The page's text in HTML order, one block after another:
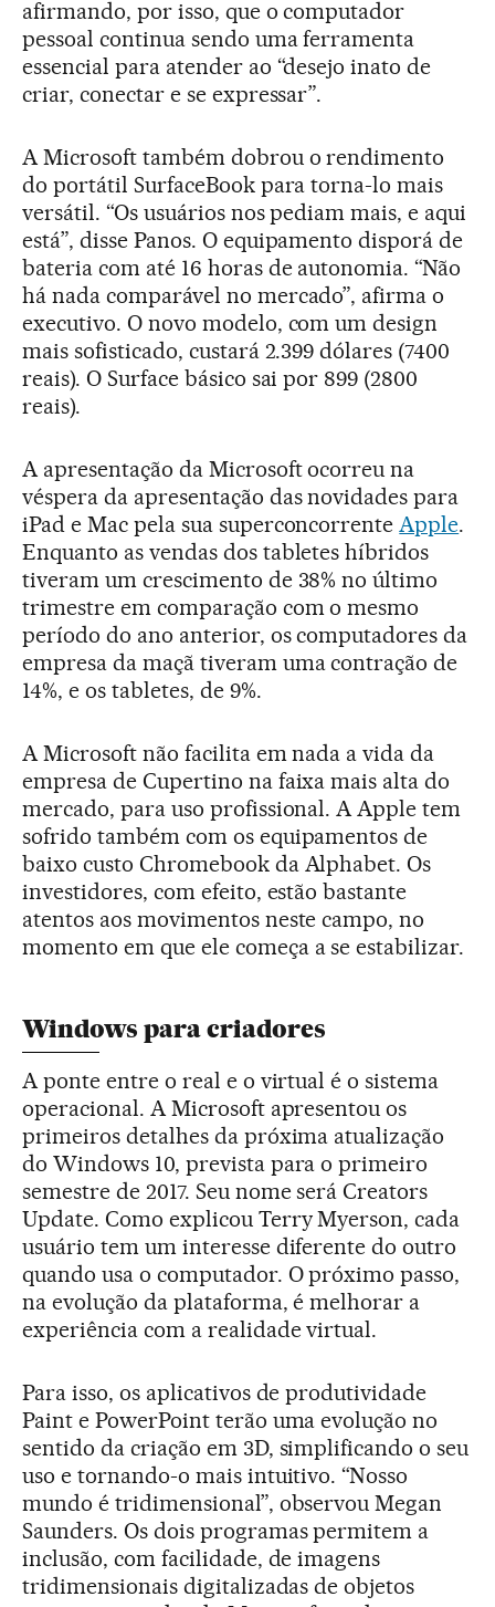
afirmando, por isso, que o computador
pessoal continua sendo uma ferramenta
essencial para atender ao “desejo inato de
criar, conectar e se expressar”.
A Microsoft também dobrou o rendimento
do portátil SurfaceBook para torna-lo mais
versátil. “Os usuários nos pediam mais, e aqui
está”, disse Panos. O equipamento disporá de
bateria com até 16 horas de autonomia. “Não
há nada comparável no mercado”, afirma o
executivo. O novo modelo, com um design
mais sofisticado, custará 2.399 dólares (7400
reais). O Surface básico sai por 899 (2800
reais).
A apresentação da Microsoft ocorreu na
véspera da apresentação das novidades para
iPad e Mac pela sua superconcorrenteApple.
Enquanto as vendas dos tabletes híbridos
tiveram um crescimento de 38% no último
trimestre em comparação com o mesmo
período do ano anterior, os computadores da
empresa da maçã tiveram uma contração de
14%, e os tabletes, de 9%.
A Microsoft não facilita em nada a vida da
empresa de Cupertino na faixa mais alta do
mercado, para uso profissional. A Apple tem
sofrido também com os equipamentos de
baixo custo Chromebook da Alphabet. Os
investidores, com efeito, estão bastante
atentos aos movimentos neste campo, no
momento em que ele começa a se estabilizar.
Windows para criadores
A ponte entre o real e o virtual é o sistema
operacional. A Microsoft apresentou os
primeiros detalhes da próxima atualização
do Windows 10, prevista para o primeiro
semestre de 2017. Seu nome será Creators
Update. Como explicou Terry Myerson, cada
usuário tem um interesse diferente do outro
quando usa o computador. O próximo passo,
na evolução da plataforma, é melhorar a
experiência com a realidade virtual.
Para isso, os aplicativos de produtividade
Paint e PowerPoint terão uma evolução no
sentido da criação em 3D, simplificando o seu
uso e tornando-o mais intuitivo. “Nosso
mundo é tridimensional”, observou Megan
Saunders. Os dois programas permitem a
inclusão, com facilidade, de imagens
tridimensionais digitalizadas de objetos